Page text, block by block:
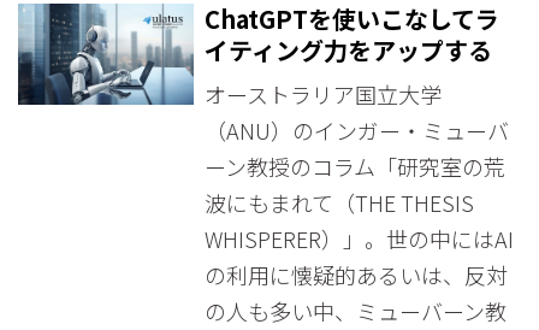
ChatGPTを使いこなしてラ
イティング力をアップする
オーストラリア国立大学
（ANU）のインガー・ミューバ
ーン教授のコラム「研究室の荒
波にもまれて（THE THESIS
WHISPERER）」。世の中にはAI
の利用に懐疑的あるいは、反対
の人も多い中、ミューバーン教